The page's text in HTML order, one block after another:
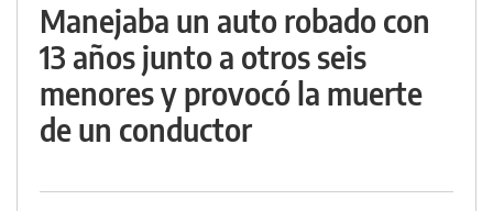
Manejaba un auto robado con
13 años junto a otros seis
menores y provocó la muerte
de un conductor